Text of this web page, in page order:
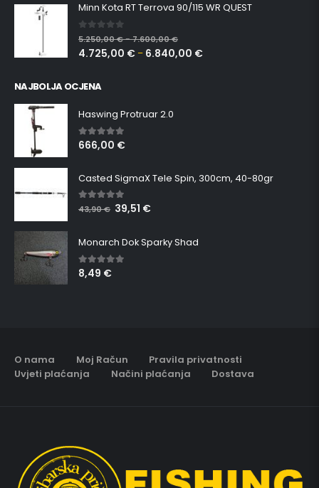
Minn Kota RT Terrova 90/115 WR QUEST
0 out of 5
5.250,00€–7.600,00€
4.725,00 € – 6.840,00 €
NAJBOLJA OCJENA
Haswing Protruar 2.0
5.00 out of 5
666,00 €
Casted SigmaX Tele Spin, 300cm, 40-80gr
5.00out of 5
43,90€ 39,51 €
Monarch Dok Sparky Shad
5.00 out of 5
8,49 €
O nama Moj Račun
Pravila privatnosti
Uvjeti plaćanja
Načini plaćanja Dostava